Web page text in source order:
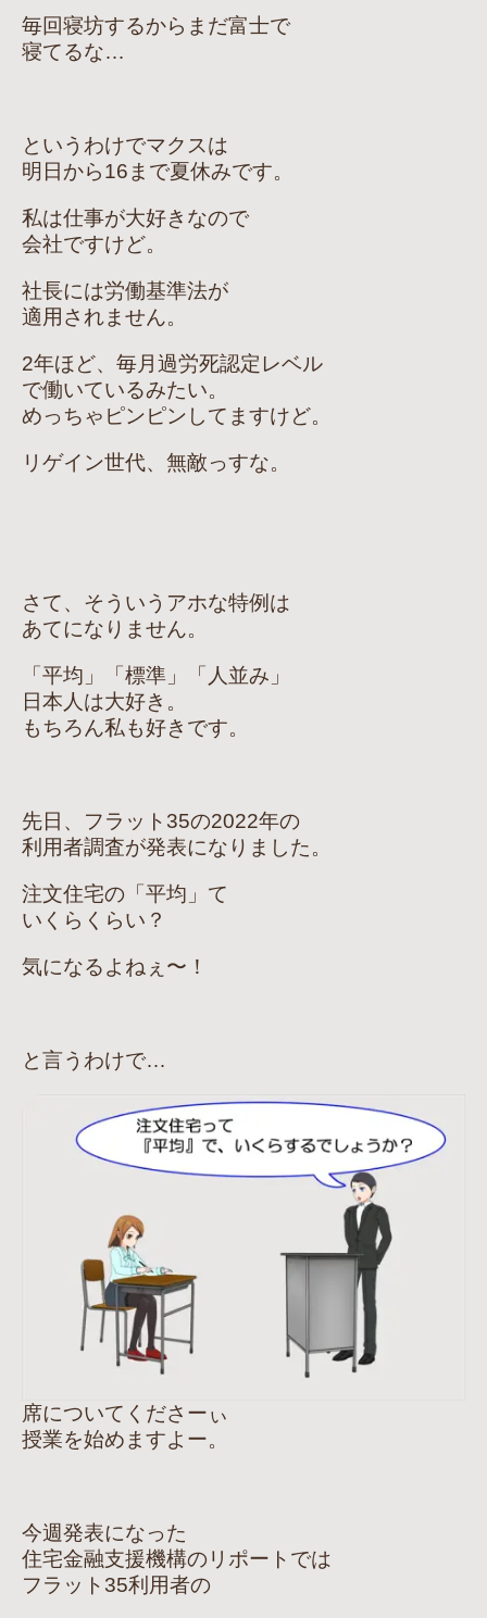
毎回寝坊するからまだ富士で
寝てるな…
というわけでマクスは
明日から16まで夏休みです。
私は仕事が大好きなので
会社ですけど。
社長には労働基準法が
適用されません。
2年ほど、毎月過労死認定レベル
で働いているみたい。
めっちゃピンピンしてますけど。
リゲイン世代、無敵っすな。
さて、そういうアホな特例は
あてになりません。
「平均」「標準」「人並み」
日本人は大好き。
もちろん私も好きです。
先日、フラット35の2022年の
利用者調査が発表になりました。
注文住宅の「平均」て
いくらくらい？
気になるよねぇ〜！
と言うわけで…
席についてくださーぃ
授業を始めますよー。
今週発表になった
住宅金融支援機構のリポートでは
フラット35利用者の